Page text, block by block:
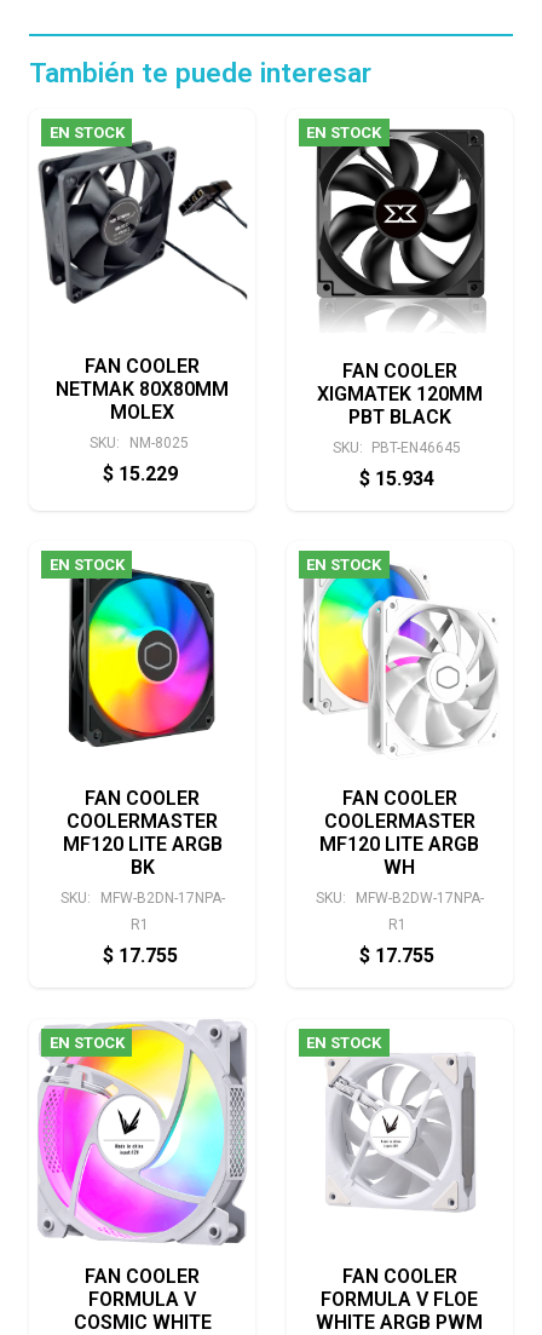
También te puede interesar
EN STOCK
FAN COOLER
NETMAK 80X80MM
MOLEX
SKU: NM-8025
$ 15.229
EN STOCK
FAN COOLER
XIGMATEK 120MM
PBT BLACK
SKU: PBT-EN46645
$ 15.934
EN STOCK
FAN COOLER
COOLERMASTER
MF120 LITE ARGB
BK
SKU:
MFW-B2DN-17NPA-
R1
$ 17.755
EN STOCK
FAN COOLER
COOLERMASTER
MF120 LITE ARGB
WH
SKU:
MFW-B2DW-17NPA-
R1
$ 17.755
EN STOCK
FAN COOLER
FORMULA V
COSMIC WHITE
EN STOCK
FAN COOLER
FORMULA V FLOE
WHITE ARGB PWM